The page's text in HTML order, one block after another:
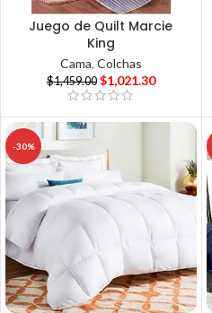
Juego de Quilt Marcie
King
Cama, Colchas
$1,459.00 $1,021.30
-30%